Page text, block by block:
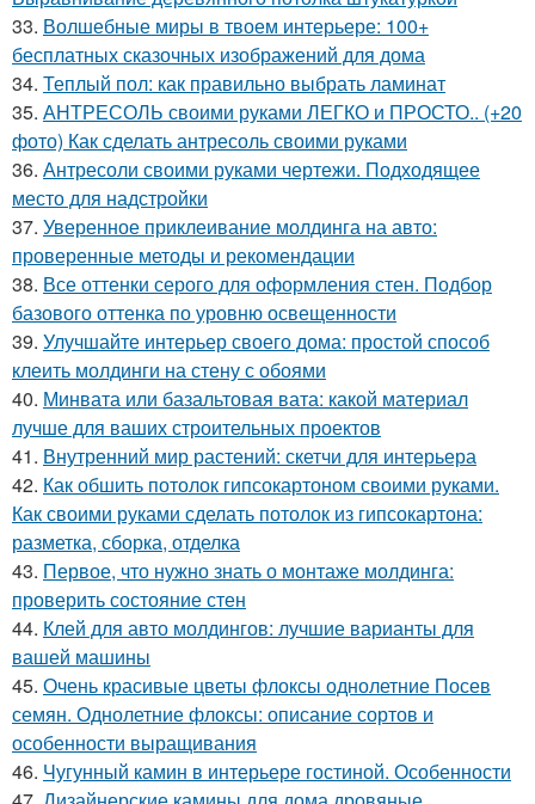
33. Волшебные миры в твоем интерьере: 100+
бесплатных сказочных изображений для дома
34. Теплый пол: как правильно выбрать ламинат
35. АНТРЕСОЛЬ своими руками ЛЕГКО и ПРОСТО.. (+20
фото) Как сделать антресоль своими руками
36. Антресоли своими руками чертежи. Подходящее
место для надстройки
37. Уверенное приклеивание молдинга на авто:
проверенные методы и рекомендации
38. Все оттенки серого для оформления стен. Подбор
базового оттенка по уровню освещенности
39. Улучшайте интерьер своего дома: простой способ
клеить молдинги на стену с обоями
40. Минвата или базальтовая вата: какой материал
лучше для ваших строительных проектов
41. Внутренний мир растений: скетчи для интерьера
42. Как обшить потолок гипсокартоном своими руками.
Как своими руками сделать потолок из гипсокартона:
разметка, сборка, отделка
43. Первое, что нужно знать о монтаже молдинга:
проверить состояние стен
44. Клей для авто молдингов: лучшие варианты для
вашей машины
45. Очень красивые цветы флоксы однолетние Посев
семян. Однолетние флоксы: описание сортов и
особенности выращивания
46. Чугунный камин в интерьере гостиной. Особенности